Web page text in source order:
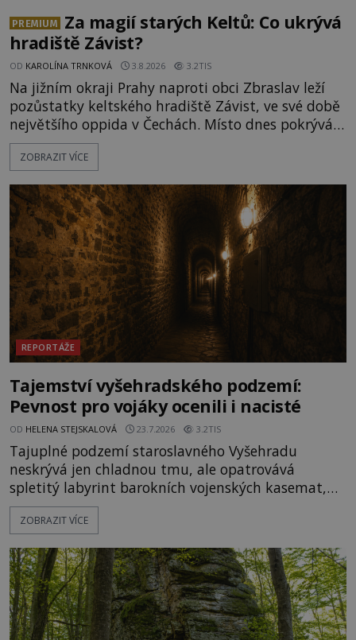
PREMIUM
Za magií starých Keltů: Co ukrývá
hradiště Závist?
OD KAROLÍNA TRNKOVÁ 3.8.2026 3.2TIS
Na jižním okraji Prahy naproti obci Zbraslav leží
pozůstatky keltského hradiště Závist, ve své době
největšího oppida v Čechách. Místo dnes pokrývá
les, zbytky po kdysi monumentálním hradišti jsou
ale v terénu patrné stále. Co dalšího tu po Keltech
vrch Hr
ZOBRAZIT VÍCE
REPORTÁŽE
Tajemství vyšehradského podzemí:
Pevnost pro vojáky ocenili i nacisté
OD HELENA STEJSKALOVÁ 23.7.2026 3.2TIS
Tajuplné podzemí staroslavného Vyšehradu
neskrývá jen chladnou tmu, ale opatrovává
spletitý labyrint barokních vojenských kasemat,
zapomenuté chrámy a vzácné národní poklady.
Hluboko uvnitř mohutné skály nad řekou Vltavou
vyhýbá shonu moderní metropole. Místo, ke
kterému se vážou nejstarší české mýty, ve svých
temných útrobách střeží monumentální
ZOBRAZIT VÍCE